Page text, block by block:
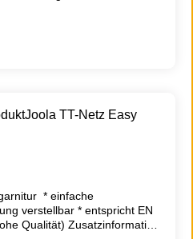
verstellbar * entspricht EN